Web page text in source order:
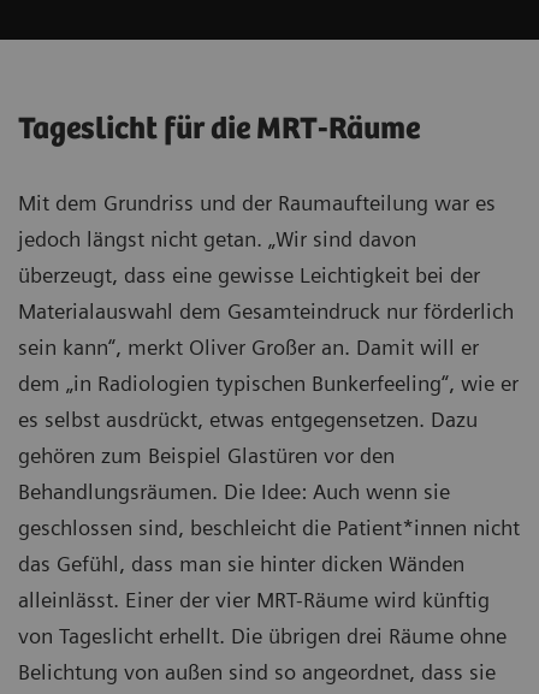
Tageslicht für die MRT-Räume
Mit dem Grundriss und der Raumaufteilung war es
jedoch längst nicht getan. „Wir sind davon
überzeugt, dass eine gewisse Leichtigkeit bei der
Materialauswahl dem Gesamteindruck nur förderlich
sein kann“, merkt Oliver Großer an. Damit will er
dem „in Radiologien typischen Bunkerfeeling“, wie er
es selbst ausdrückt, etwas entgegensetzen. Dazu
gehören zum Beispiel Glastüren vor den
Behandlungsräumen. Die Idee: Auch wenn sie
geschlossen sind, beschleicht die Patient*innen nicht
das Gefühl, dass man sie hinter dicken Wänden
alleinlässt. Einer der vier MRT-Räume wird künftig
von Tageslicht erhellt. Die übrigen drei Räume ohne
Belichtung von außen sind so angeordnet, dass sie